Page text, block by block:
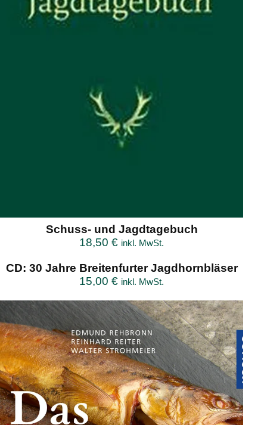
Schuss- und Jagdtagebuch
18,50 € inkl. MwSt.
CD: 30 Jahre Breitenfurter Jagdhornbläser
15,00 € inkl. MwSt.